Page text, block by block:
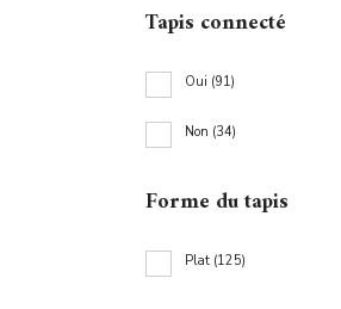
Tapis connecté
Oui (91)
Non (34)
Forme du tapis
Plat (125)